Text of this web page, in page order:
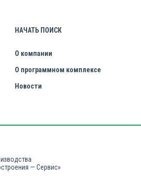
НАЧАТЬ ПОИСК
О компании
О программном комплексе
Новости
— Сервис»